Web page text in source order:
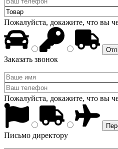
Пожалуйста, докажите, что вы
Заказать звонок
Пожалуйста, докажите, что вы
Письмо директору